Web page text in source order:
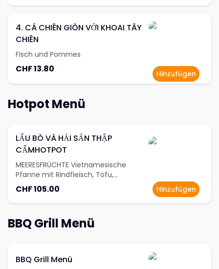
4. CÁ CHIÊN GIÒN VỚI KHOAI TÂY
CHIÊN
Fisch und Pommes
CHF 13.80 Hinzufügen
Hotpot Menü
LẨU BÒ VÀ HẢI SẢN THẬP
CẨMHOTPOT
MEERESFRÜCHTE Vietnamesische
Pfanne mit Rindfleisch, Tofu,
Hähnchen, Rinderbällchen,
Krabbenstäbchen und Lachs, serviert
mit verschiedenen Gemüsesorten und
CHF 105.00 Hinzufügen
BBQ Grill Menü
BBQ Grill Menü